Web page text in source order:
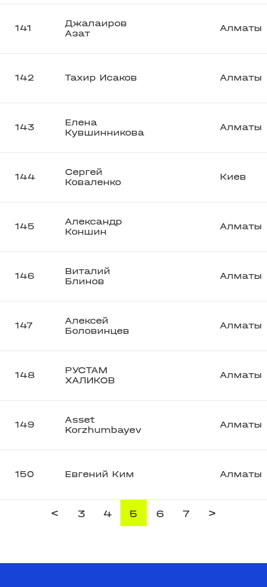
141
Джалаиров
Азат
Алматы
142 Тахир Исаков Алматы
143
Елена
Кувшинникова
Алматы
144
Сергей
Коваленко
Киев
145
Александр
Коншин
Алматы
146
Виталий
Блинов
Алматы
147
Алексей
Боловинцев
Алматы
148
РУСТАМ
ХАЛИКОВ
Алматы
149
Asset
Korzhumbayev
Алматы
150 Евгений Ким Алматы
< 3 4 5 6 7 >